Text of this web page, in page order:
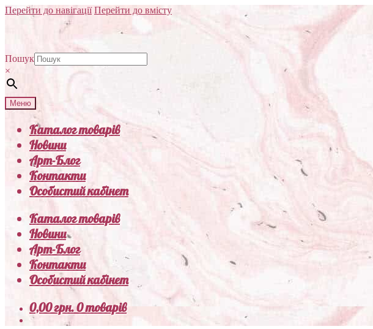
Перейти до навігації Перейти до вмісту
Пошук
×
Меню
Каталог товарів
Новини
Арт-Блог
Контакти
Особистий кабінет
Каталог товарів
Новини
Арт-Блог
Контакти
Особистий кабінет
0,00грн.0 товарів